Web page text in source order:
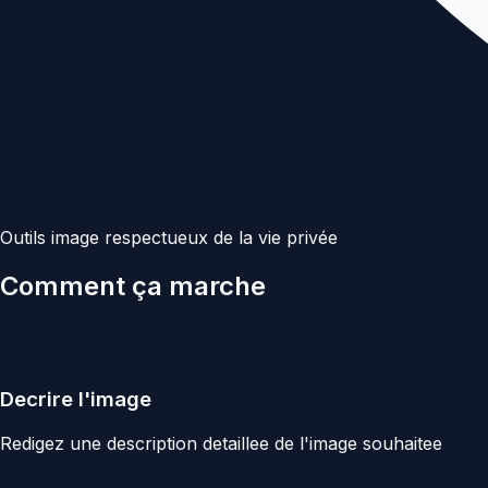
Outils image respectueux de la vie privée
Comment ça marche
Decrire l'image
Redigez une description detaillee de l'image souhaitee